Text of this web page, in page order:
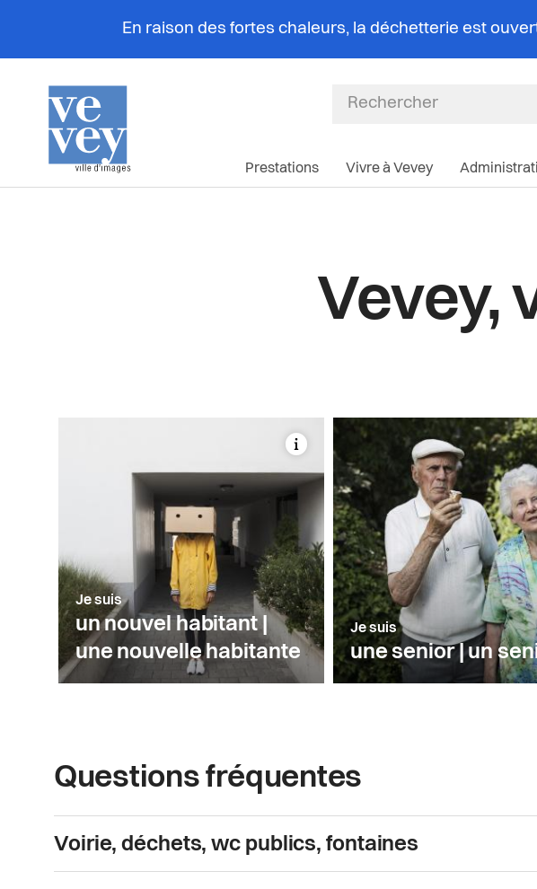
En raison des fortes chaleurs, la déchetterie est
Prestations Vivre à Vevey
Vevey,
Section type d'habitants
Je suis
un nouvel habitant |
une nouvelle habitante
Je suis
une senior | un
Questions fréquentes
Voirie, déchets, wc publics, fontaines